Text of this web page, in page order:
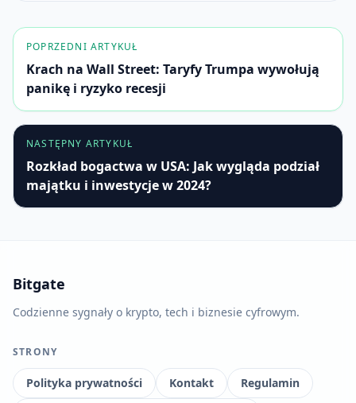
POPRZEDNI ARTYKUŁ
Krach na Wall Street: Taryfy Trumpa wywołują
panikę i ryzyko recesji
NASTĘPNY ARTYKUŁ
Rozkład bogactwa w USA: Jak wygląda podział
majątku i inwestycje w 2024?
Bitgate
Codzienne sygnały o krypto, tech i biznesie cyfrowym.
STRONY
Polityka prywatności Kontakt Regulamin